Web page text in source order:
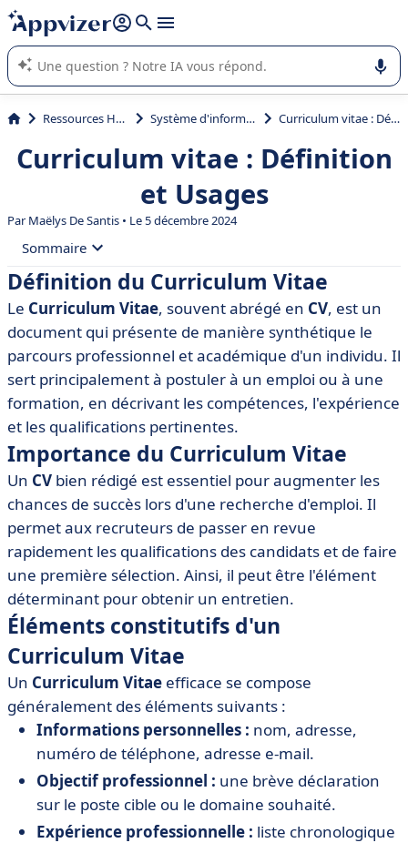
répondre (plusieurs lignes avec
L'IA de Appvizer vous guide dans l'utilisation ou la sélection de
logiciel SaaS en entreprise.
Ressources Humaines (RH) Système d'information RH (SIRH) Curriculum vitae : Définition et Usages
Curriculum vitae : Définition
et Usages
ParMaëlys De Santis • Le 5 décembre 2024
Sommaire
• Définition du Curriculum Vitae
• Importance du Curriculum Vitae
• Éléments constitutifs d'un Curriculum Vitae
• Types de Curriculum Vitae
• Conseils pour rédiger un Curriculum Vitae efficace
• Erreurs courantes à éviter dans un Curriculum Vitae
Définition du Curriculum Vitae
Le Curriculum Vitae, souvent abrégé en CV, est un
document qui présente de manière synthétique le
parcours professionnel et académique d'un individu. Il
sert principalement à postuler à un emploi ou à une
formation, en décrivant les compétences, l'expérience
et les qualifications pertinentes.
Importance du Curriculum Vitae
Un CV bien rédigé est essentiel pour augmenter les
chances de succès lors d'une recherche d'emploi. Il
permet aux recruteurs de passer en revue
rapidement les qualifications des candidats et de faire
une première sélection. Ainsi, il peut être l'élément
déterminant pour obtenir un entretien.
Éléments constitutifs d'un
Curriculum Vitae
Un Curriculum Vitae efficace se compose
généralement des éléments suivants :
Informations personnelles : nom, adresse,
numéro de téléphone, adresse e-mail.
Objectif professionnel : une brève déclaration
sur le poste cible ou le domaine souhaité.
Expérience professionnelle : liste chronologique